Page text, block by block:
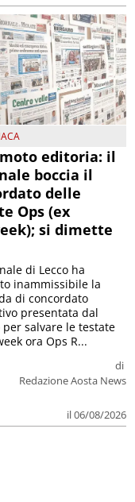
editoria: il
boccia il
delle
Ops (ex
si dimette
di
Redazione Aosta News
il 06/08/2026
di Lecco ha
inammissibile la
di concordato
presentata dal
salvare le testate
ora Ops R...